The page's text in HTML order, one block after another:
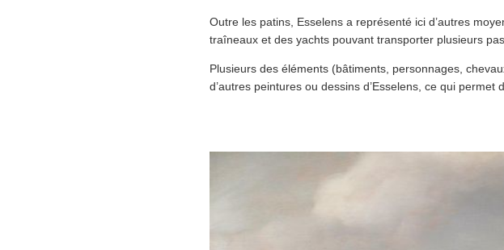
Outre les patins, Esselens a représenté ici d’autres
traîneaux et des yachts pouvant transporter plusieurs
Plusieurs des éléments (bâtiments, personnages,
d’autres peintures ou dessins d’Esselens, ce qui permet